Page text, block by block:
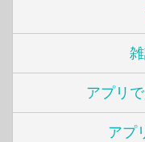
アプリ
アプ